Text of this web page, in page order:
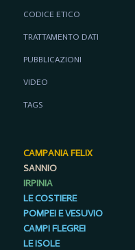
CODICE ETICO
TRATTAMENTO DATI
PUBBLICAZIONI
VIDEO
TAGS
CAMPANIA FELIX
SANNIO
IRPINIA
LE COSTIERE
POMPEI E VESUVIO
CAMPI FLEGREI
LE ISOLE